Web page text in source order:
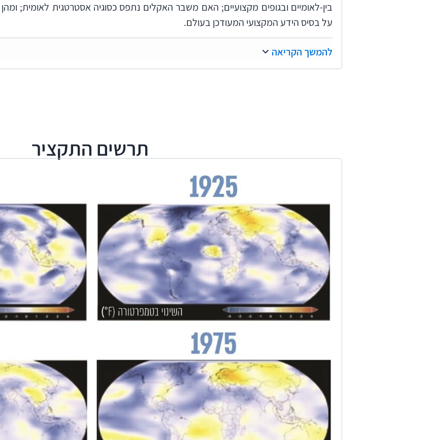
בין-לאומיים ובגופים מקצועיים; האם משבר האקלים נתפס כסוגיה אסטרטגית לאומית;
על בסיס הידע המקצועי המעודכן בעולם.
הבדיקה בוצעה במשרד להגנת הסביבה, בשירות המטאורולוגי, במשרד המדע
ופיתוח הכפר, במשרד הבריאות, במשרד האוצר, במשרד ראש הממשלה, ברשות החדשנות,
בירורי השלמה נעשו במטה לביטחון לאומי, במשרד הכלכלה והתעשייה, במשרד
תפיסתם בנוגע לאופי הטיפול הדרוש בסוגיה ברמה הלאומית והסקטוריאלית. כמו כן משרד
דוח ביקורת זה כולל ארבעה חלקים עיקריים בנושאים הללו:
פרק 2 | אדפטציה – ההיערכות הלאומית להסתגלות לשינויי אקלים
פרק 3 | היבטים כלכליים ופיננסיים של משבר האקלים
פרק 4 | היערכות ארגונית, תפקודית ומקצועית לטיפול במשבר האקלים
להמשך הקריאה
תרשים התקציר